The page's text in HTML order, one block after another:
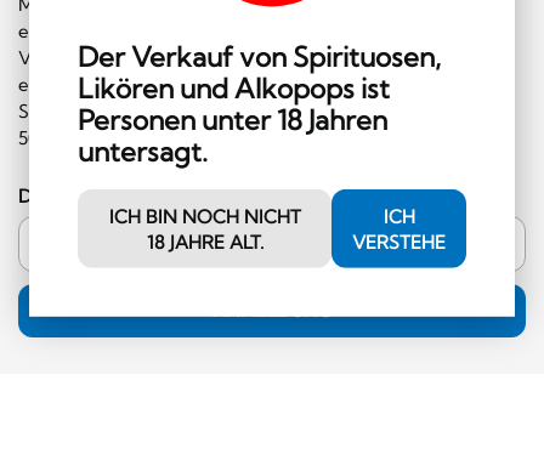
Der Verkauf von Spirituosen,
Likören und Alkopops ist
Personen unter 18 Jahren
untersagt.
ICH BIN NOCH NICHT
18 JAHRE ALT.
ICH
VERSTEHE
erhalten Sie regelmäßig Informationen über
Veranstaltungen und Sonderangebote. Ausserdem
erhalten Sie einen Gutschein im Wert von CHF 10.00, den
Sie im Shop einlösen können (Mindestbestellwert CHF
50.00 und ausserhalb der Kategorie Hochprozentiges)!
Deine E-Mail-Adresse
ANMELDUNG